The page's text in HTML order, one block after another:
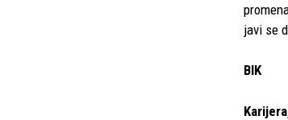
javi se
BIK